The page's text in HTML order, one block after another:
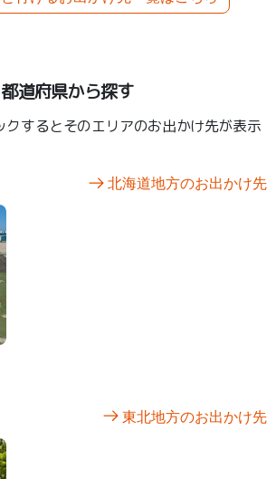
道府県から探す
クするとそのエリアのお出かけ先が表示
北海道地方のお出かけ先
東北地方のお出かけ先